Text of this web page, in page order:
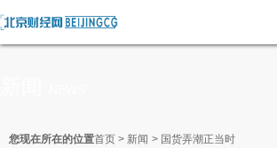
您现在所在的位置首页 > 新闻 > 国货弄潮正当时